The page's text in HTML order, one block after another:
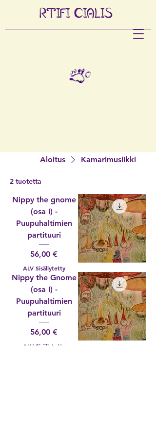
RTIFI CIALIS
Aloitus Kamarimusiikki
2 tuotetta
Nippy the gnome
(osa I) -
Puupuhaltimien
partituuri
Hinta
56,00 €
ALV Sisällytetty
Nippy the Gnome
(osa I) -
Puupuhaltimien
partituuri
Hinta
56,00 €
ALV Sisällytetty